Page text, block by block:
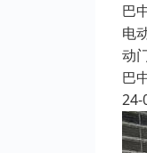
巴
电
动
巴
24-